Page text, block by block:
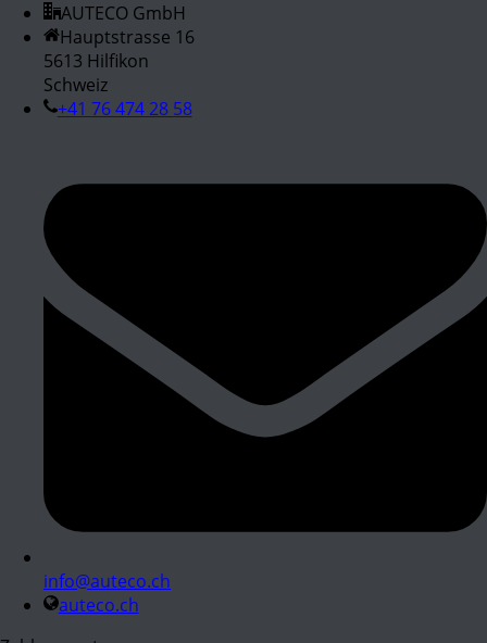
AUTECO GmbH
Hauptstrasse 16
5613 Hilfikon
Schweiz
+41 76 474 28 58
info@auteco.ch
auteco.ch